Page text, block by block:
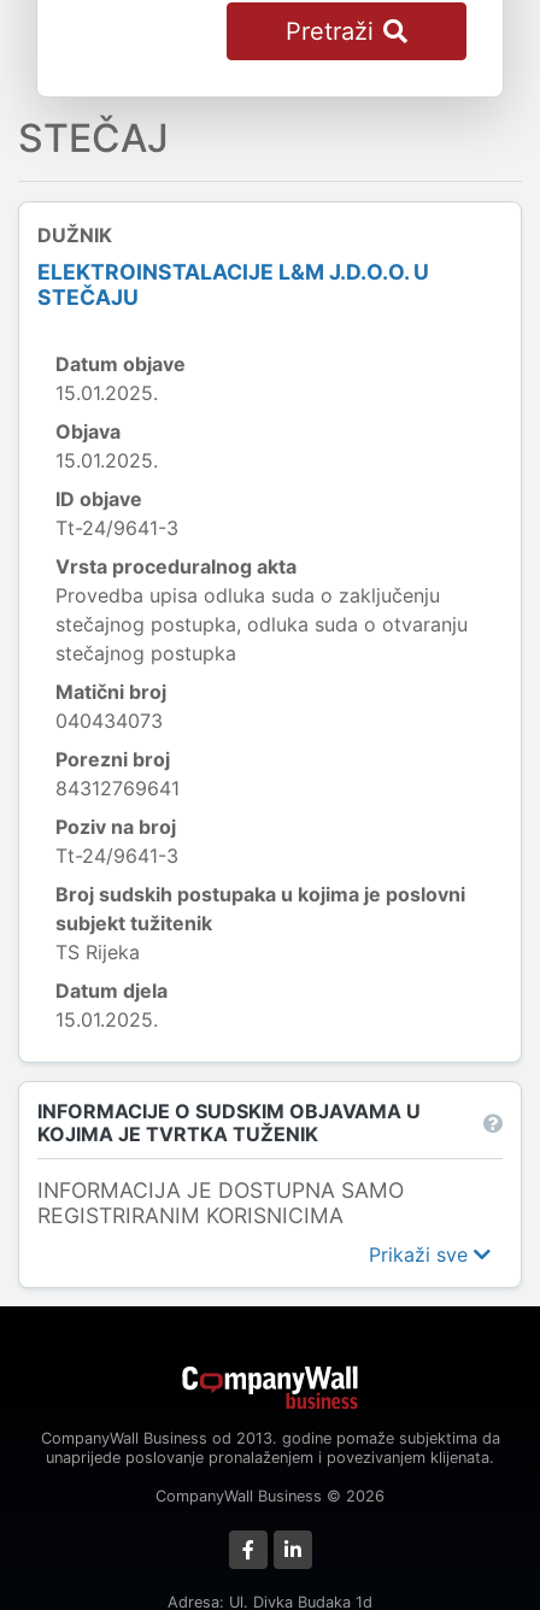
Pretraži
STEČAJ
DUŽNIK
ELEKTROINSTALACIJE L&M J.D.O.O. U
STEČAJU
Datum objave
15.01.2025.
Objava
15.01.2025.
ID objave
Tt-24/9641-3
Vrsta proceduralnog akta
Provedba upisa odluka suda o zaključenju
stečajnog postupka, odluka suda o otvaranju
stečajnog postupka
Matični broj
040434073
Porezni broj
84312769641
Poziv na broj
Tt-24/9641-3
Broj sudskih postupaka u kojima je poslovni
subjekt tužitenik
TS Rijeka
Datum djela
15.01.2025.
INFORMACIJE O SUDSKIM OBJAVAMA U
KOJIMA JE TVRTKA TUŽENIK
INFORMACIJA JE DOSTUPNA SAMO
REGISTRIRANIM KORISNICIMA
Prikaži sve
CompanyWall Business od 2013. godine pomaže subjektima da
unaprijede poslovanje pronalaženjem i povezivanjem klijenata.
CompanyWall Business © 2026
Adresa: Ul. Divka Budaka 1d